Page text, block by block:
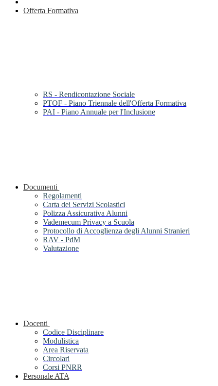
Offerta Formativa
RS - Rendicontazione Sociale
PTOF - Piano Triennale dell'Offerta Formativa
PAI - Piano Annuale per l'Inclusione
Documenti
Regolamenti
Carta dei Servizi Scolastici
Polizza Assicurativa Alunni
Vademecum Privacy a Scuola
Protocollo di Accoglienza degli Alunni Stranieri
RAV - PdM
Valutazione
Docenti
Codice Disciplinare
Modulistica
Area Riservata
Circolari
Corsi PNRR
Personale ATA